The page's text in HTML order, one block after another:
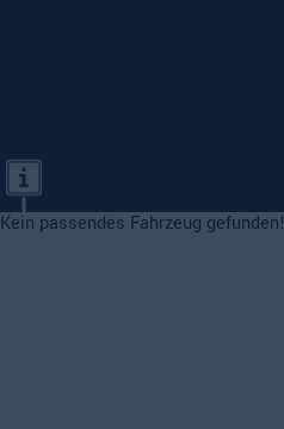
Kein passendes Fahrzeug gefunden!